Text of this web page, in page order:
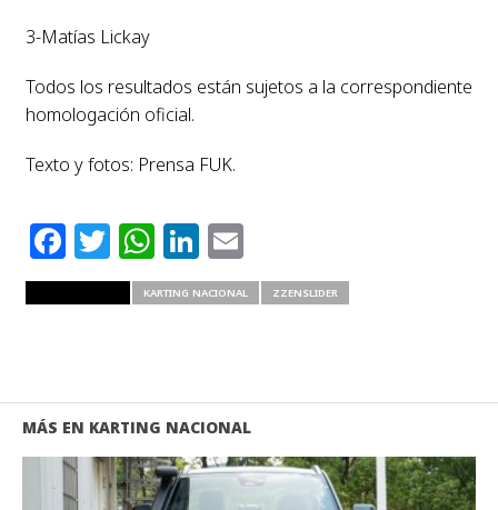
3-Matías Lickay
Todos los resultados están sujetos a la correspondiente
homologación oficial.
Texto y fotos: Prensa FUK.
Facebook
Twitter
WhatsApp
LinkedIn
Email
KARTING NACIONAL ZZENSLIDER
MÁS EN KARTING NACIONAL